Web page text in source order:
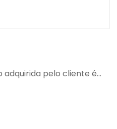
adquirida pelo cliente é